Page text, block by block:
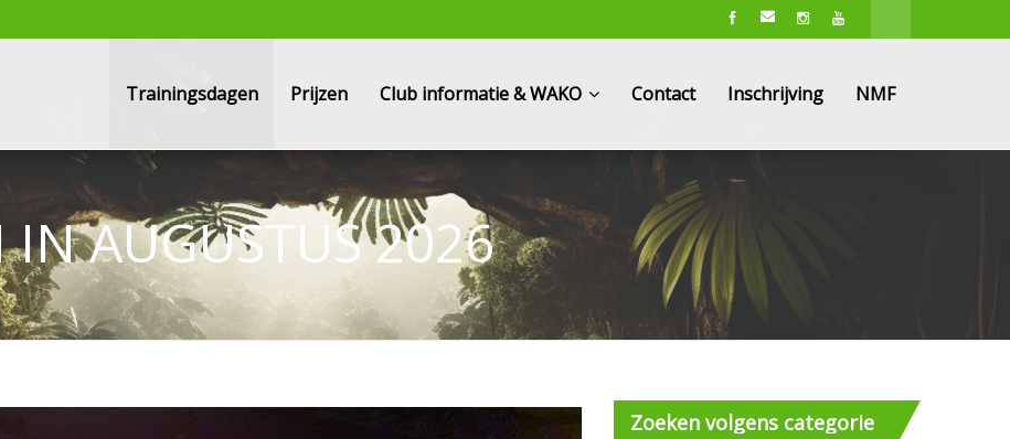
Trainingsdagen Prijzen Club informatie & WAKO Contact Inschrijving NMF
IN AUGUSTUS 2026
Zoeken volgens categorie